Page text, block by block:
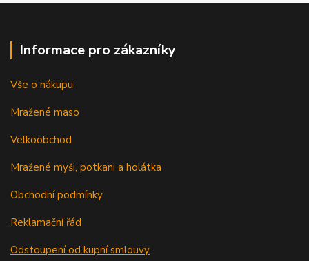
Informace pro zákazníky
Vše o nákupu
Mražené maso
Velkoobchod
Mražené myši, potkani a holátka
Obchodní podmínky
Reklamační řád
Odstoupení od kupní smlouvy